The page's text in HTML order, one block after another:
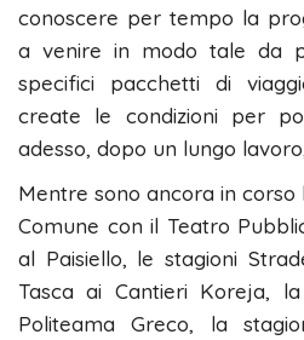
conoscere per tempo la
a venire in modo tale da
specifici pacchetti di
create le condizioni per
adesso, dopo un lungo
Mentre sono ancora in corso
Comune con il Teatro
al Paisiello, le stagioni
Tasca ai Cantieri Koreja,
Politeama Greco, la